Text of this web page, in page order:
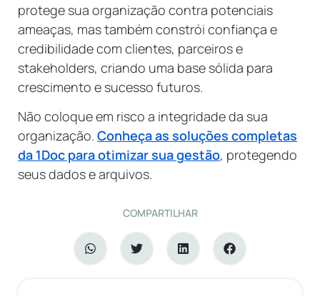
protege sua organização contra potenciais
ameaças, mas também constrói confiança e
credibilidade com clientes, parceiros e
stakeholders, criando uma base sólida para
crescimento e sucesso futuros.
Não coloque em risco a integridade da sua
organização. Conheça as soluções completas
da 1Doc para otimizar sua gestão, protegendo
seus dados e arquivos.
COMPARTILHAR